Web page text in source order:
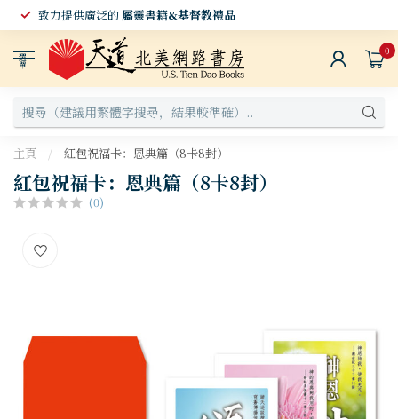
致力提供廣泛的屬靈書籍&基督教禮品
選
單
0
主頁 / 紅包祝福卡：恩典篇（8卡8封）
紅包祝福卡：恩典篇（8卡8封）
(0)